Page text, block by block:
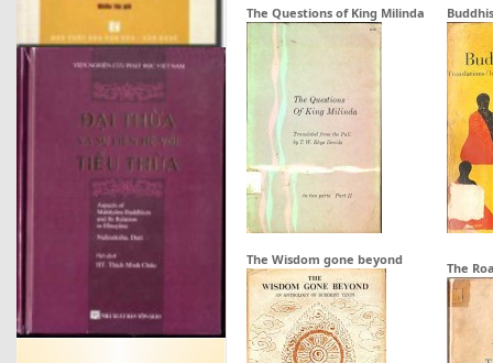
The Questions of King Milinda
The Wisdom gone beyond
The